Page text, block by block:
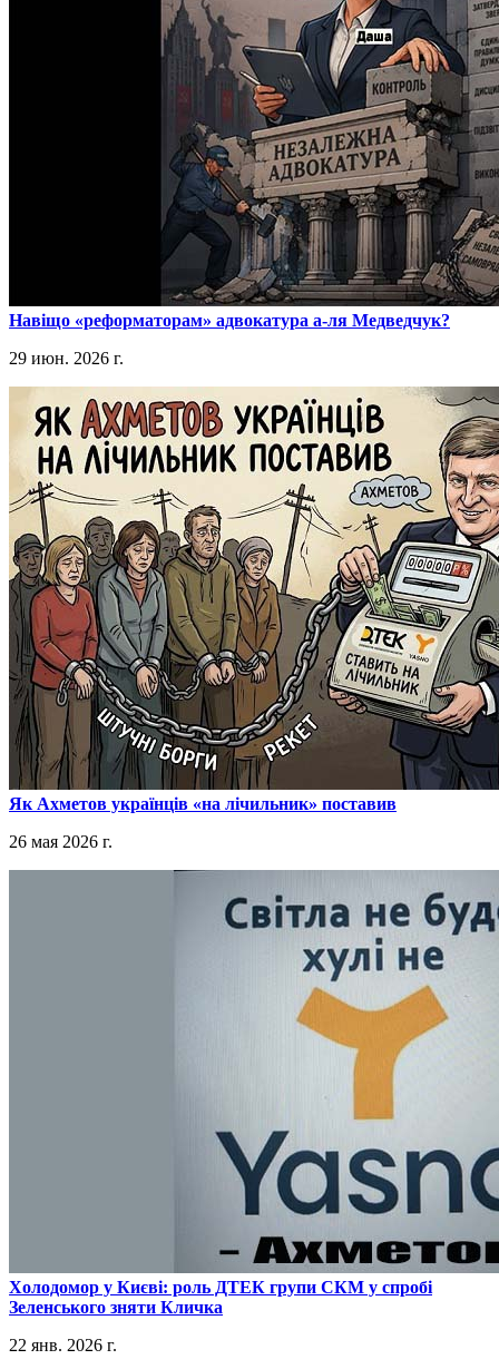
​Навіщо «реформаторам» адвокатура а-ля Медведчук?
29 июн. 2026 г.
​Як Ахметов українців «на лічильник» поставив
26 мая 2026 г.
​Холодомор у Києві: роль ДТЕК групи СКМ у спробі
Зеленського зняти Кличка
22 янв. 2026 г.